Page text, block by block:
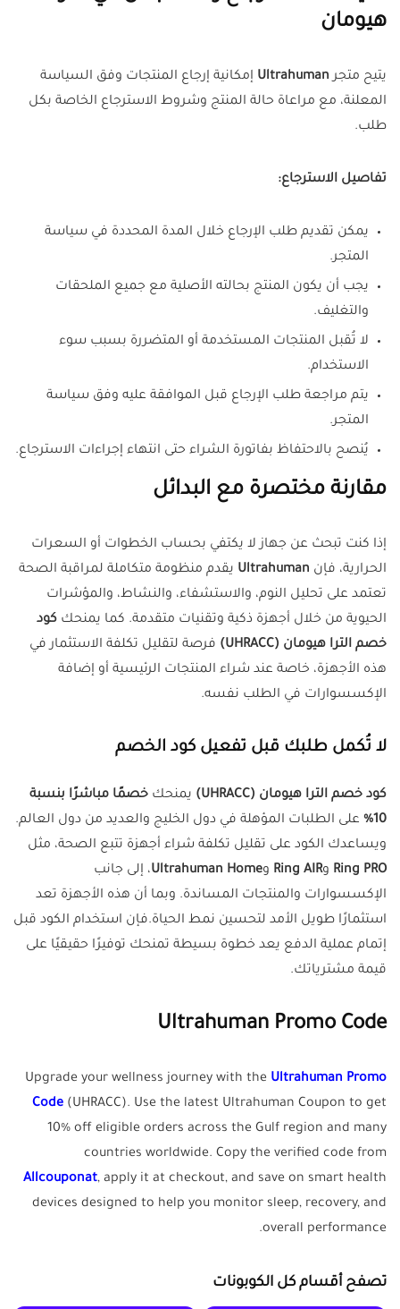
هيومان
يتيح متجرUltrahuman إمكانية إرجاع المنتجات وفق السياسة
المعلنة، مع مراعاة حالة المنتج وشروط الاسترجاع الخاصة بكل
طلب.
تفاصيل الاسترجاع:
يمكن تقديم طلب الإرجاع خلال المدة المحددة في سياسة
المتجر.
يجب أن يكون المنتج بحالته الأصلية مع جميع الملحقات
والتغليف.
لا تُقبل المنتجات المستخدمة أو المتضررة بسبب سوء
الاستخدام.
يتم مراجعة طلب الإرجاع قبل الموافقة عليه وفق سياسة
المتجر.
يُنصح بالاحتفاظ بفاتورة الشراء حتى انتهاء إجراءات الاسترجاع.
مقارنة مختصرة مع البدائل
إذا كنت تبحث عن جهاز لا يكتفي بحساب الخطوات أو السعرات
الحرارية، فإن Ultrahuman يقدم منظومة متكاملة لمراقبة الصحة
تعتمد على تحليل النوم، والاستشفاء، والنشاط، والمؤشرات
الحيوية من خلال أجهزة ذكية وتقنيات متقدمة. كما يمنحك كود
خصم الترا هيومان (UHRACC)
فرصة لتقليل تكلفة الاستثمار في
هذه الأجهزة، خاصة عند شراء المنتجات الرئيسية أو إضافة
الإكسسوارات في الطلب نفسه.
لا تُكمل طلبك قبل تفعيل كود الخصم
كود خصم الترا هيومان (UHRACC) يمنحك خصمًا مباشرًا بنسبة
10%
على الطلبات المؤهلة في دول الخليج والعديد من دول العالم.
ويساعدك الكود على تقليل تكلفة شراء أجهزة تتبع الصحة، مثل
Ring PRO وRing AIR وUltrahuman Home، إلى جانب
الإكسسوارات والمنتجات المساندة. وبما أن هذه الأجهزة تعد
استثمارًا طويل الأمد لتحسين نمط الحياة.فإن استخدام الكود قبل
إتمام عملية الدفع يعد خطوة بسيطة تمنحك توفيرًا حقيقيًا على
قيمة مشترياتك.
Ultrahuman Promo Code
Upgrade your wellness journey with the Ultrahuman Promo
Code (UHRACC). Use the latest Ultrahuman Coupon to get
10% off eligible orders across the Gulf region and many
countries worldwide. Copy the verified code from
Allcouponat, apply it at checkout, and save on smart health
devices designed to help you monitor sleep, recovery, and
overall performance.
تصفح أقسام كل الكوبونات